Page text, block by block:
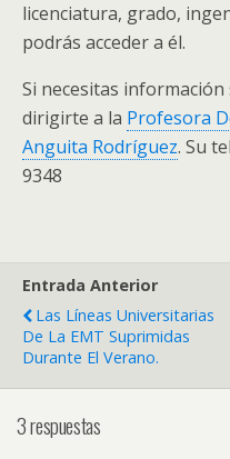
licenciatura, grado,
podrás acceder a él.
Si necesitas
dirigirte a la Profesora
Anguita Rodríguez. Su
9348
Entrada Anterior
Las Líneas Universitarias
De La EMT Suprimidas
Durante El Verano.
3 respuestas